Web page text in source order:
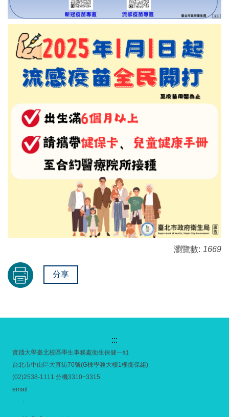
瀏覽數: 1669
分享
:::
實踐大學臺北校區學生事務處衛生保健一組
台北市中山區大直街70號(G棟學務大樓1樓衛保組)
(02)2538-1111 分機3310~3315
email
：